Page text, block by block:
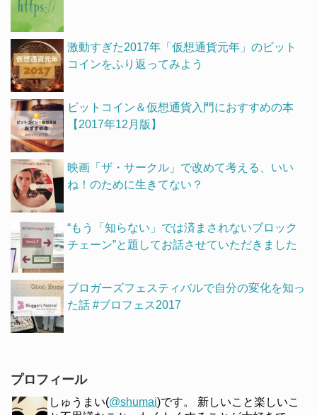
激動すぎた2017年「仮想通貨元年」のビット
コインをふり返ってみよう
ビットコイン＆仮想通貨入門におすすめの本
【2017年12月版】
映画「ザ・サークル」で改めて考える、いい
ね！のために生きてない？
“もう「知らない」では済まされないブロック
チェーン”と題してお話させていただきました
ブロガーズフェスティバルで自分の変化を知っ
た話 #ブロフェス2017
プロフィール
しゅうまい(@shumai)です。 新しいこと楽しいこ